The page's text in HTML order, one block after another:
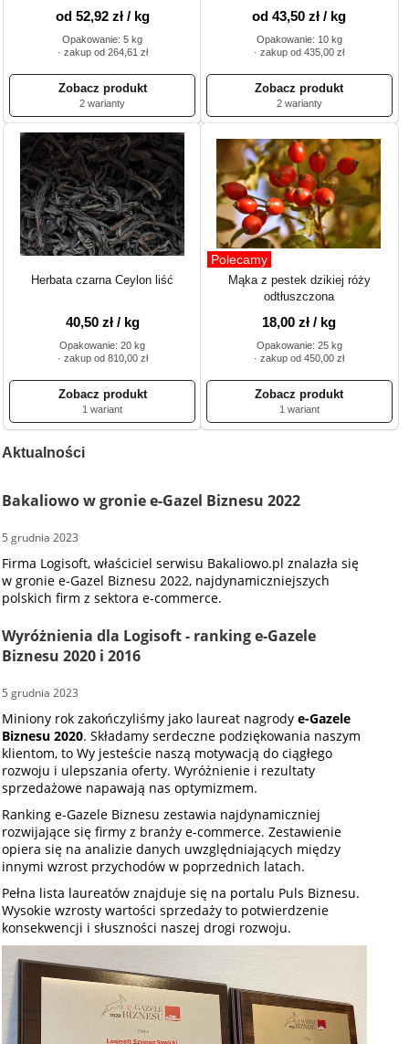
od 52,92 zł / kg
Opakowanie: 5 kg
· zakup od 264,61 zł
2 warianty
od 43,50 zł / kg
Opakowanie: 10 kg
· zakup od 435,00 zł
2 warianty
Herbata czarna Ceylon liść
40,50 zł / kg
Opakowanie: 20 kg
· zakup od 810,00 zł
1 wariant
Polecamy
Mąka z pestek dzikiej róży
odtłuszczona
18,00 zł / kg
Opakowanie: 25 kg
· zakup od 450,00 zł
1 wariant
Aktualności
Bakaliowo w gronie e-Gazel Biznesu 2022
5 grudnia 2023
Firma Logisoft, właściciel serwisu Bakaliowo.pl znalazła się
w gronie e-Gazel Biznesu 2022, najdynamiczniejszych
polskich firm z sektora e-commerce.
Wyróżnienia dla Logisoft - ranking e-Gazele
Biznesu 2020 i 2016
5 grudnia 2023
Miniony rok zakończyliśmy jako laureat nagrodye-Gazele
Biznesu 2020. Składamy serdeczne podziękowania naszym
klientom, to Wy jesteście naszą motywacją do ciągłego
rozwoju i ulepszania oferty. Wyróżnienie i rezultaty
sprzedażowe napawają nas optymizmem.
Ranking e-Gazele Biznesu zestawia najdynamiczniej
rozwijające się firmy z branży e-commerce. Zestawienie
opiera się na analizie danych uwzględniających między
innymi wzrost przychodów w poprzednich latach.
Pełna lista laureatów znajduje się na portalu Puls Biznesu.
Wysokie wzrosty wartości sprzedaży to potwierdzenie
konsekwencji i słuszności naszej drogi rozwoju.